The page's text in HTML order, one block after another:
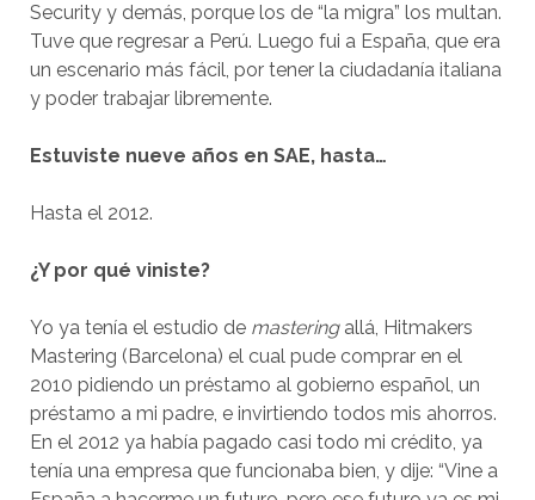
Security y demás, porque los de “la migra” los multan.
Tuve que regresar a Perú. Luego fui a España, que era
un escenario más fácil, por tener la ciudadanía italiana
y poder trabajar libremente.
Estuviste nueve años en SAE, hasta…
Hasta el 2012.
¿Y por qué viniste?
Yo ya tenía el estudio de mastering allá, Hitmakers
Mastering (Barcelona) el cual pude comprar en el
2010 pidiendo un préstamo al gobierno español, un
préstamo a mi padre, e invirtiendo todos mis ahorros.
En el 2012 ya había pagado casi todo mi crédito, ya
tenía una empresa que funcionaba bien, y dije: “Vine a